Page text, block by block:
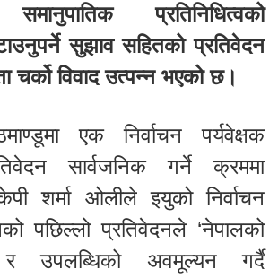
प्रतिनिधित्वको
सुझाव सहितको प्रतिवेदन
चर्को विवाद उत्पन्न भएको छ।
एक निर्वाचन पर्यवेक्षक
सार्वजनिक गर्ने क्रममा
शर्मा ओलीले इयुको निर्वाचन
पछिल्लो प्रतिवेदनले ‘नेपालको
र उपलब्धिको अवमूल्यन गर्दै